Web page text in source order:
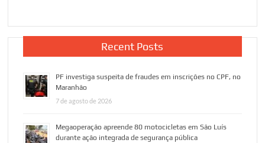
Recent Posts
PF investiga suspeita de fraudes em inscrições no CPF, no
Maranhão
7 de agosto de 2026
Megaoperação apreende 80 motocicletas em São Luís
durante ação integrada de segurança pública